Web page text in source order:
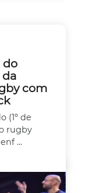
do
com
(1º de
rugby
...